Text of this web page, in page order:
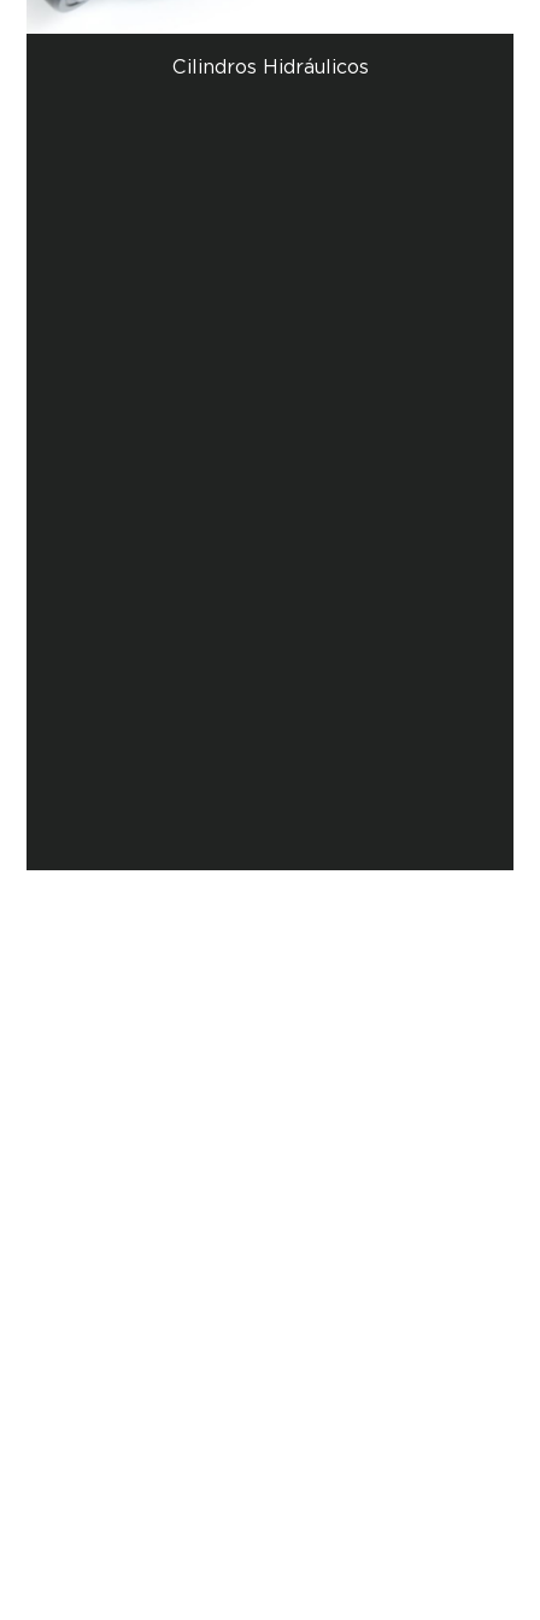
Cilindros Hidráulicos